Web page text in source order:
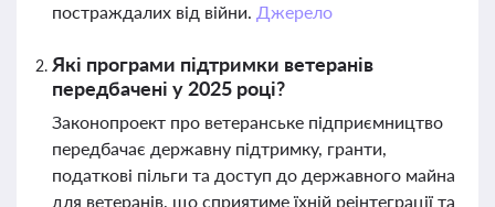
постраждалих від війни. Джерело
Які програми підтримки ветеранів
передбачені у 2025 році?
Законопроект про ветеранське підприємництво
передбачає державну підтримку, гранти,
податкові пільги та доступ до державного майна
для ветеранів, що сприятиме їхній реінтеграції та